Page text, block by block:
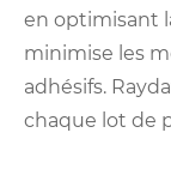
en optimisant
minimise les
adhésifs.
chaque lot de